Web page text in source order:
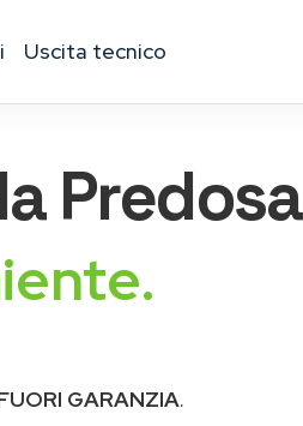
uscita tecnico
Predosa
GARANZIA.